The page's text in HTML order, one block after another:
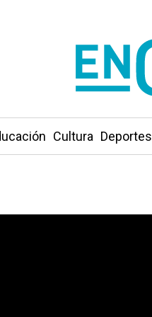
Cultura Deportes